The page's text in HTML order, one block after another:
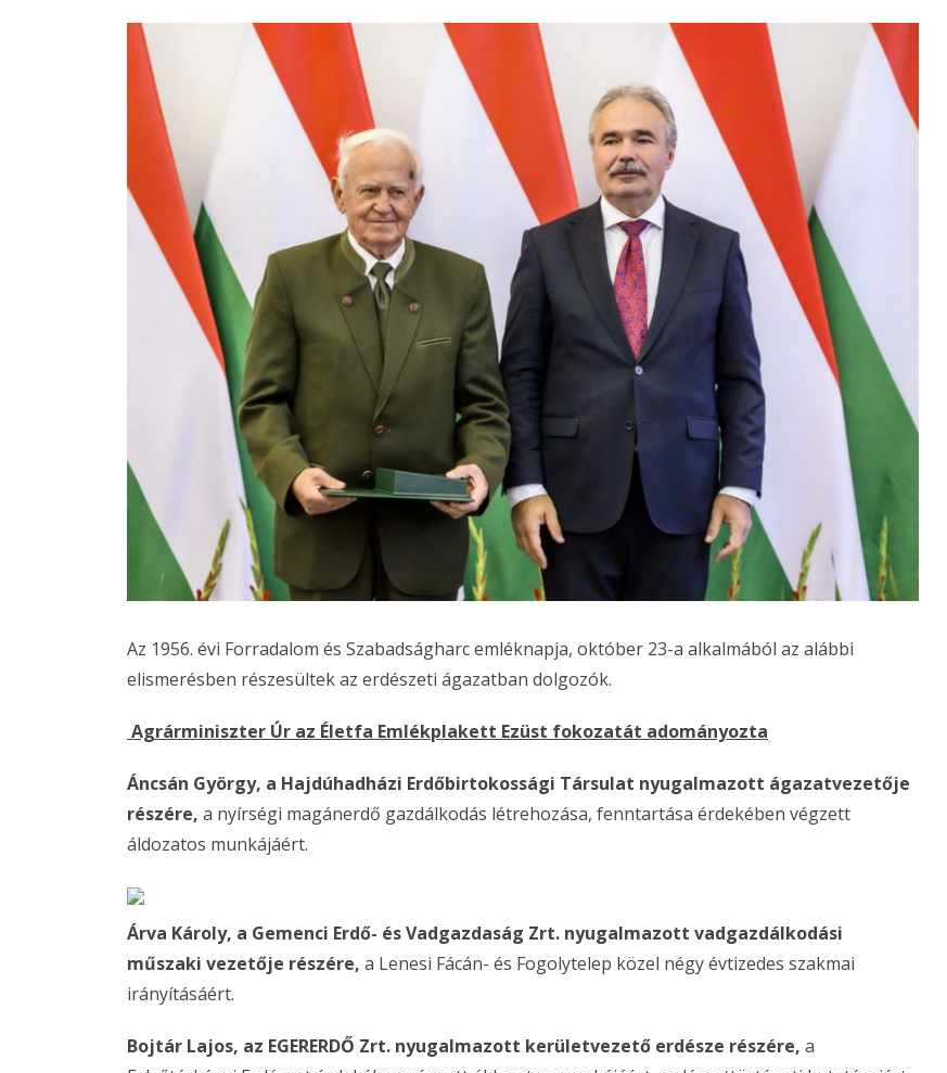
Az 1956. évi Forradalom és Szabadságharc emléknapja, október 23-a alkalmából az alábbi
elismerésben részesültek az erdészeti ágazatban dolgozók.
Agrárminiszter Úr az Életfa Emlékplakett Ezüst fokozatát adományozta
Áncsán György, a Hajdúhadházi Erdőbirtokossági Társulat nyugalmazott ágazatvezetője
részére, a nyírségi magánerdő gazdálkodás létrehozása, fenntartása érdekében végzett
áldozatos munkájáért.
Árva Károly, a Gemenci Erdő- és Vadgazdaság Zrt. nyugalmazott vadgazdálkodási
műszaki vezetője részére, a Lenesi Fácán- és Fogolytelep közel négy évtizedes szakmai
irányításáért.
Bojtár Lajos, az EGERERDŐ Zrt. nyugalmazott kerületvezető erdésze részére, a